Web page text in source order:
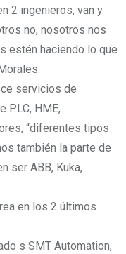
2 ingenieros, van y
no, nosotros nos
estén haciendo lo que
servicios de
PLC, HME,
“diferentes tipos
también la parte de
ser ABB, Kuka,
en los 2 últimos
s SMT Automation,